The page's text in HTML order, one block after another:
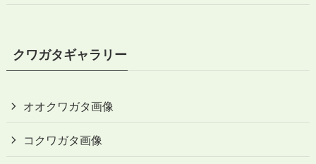
クワガタギャラリー
オオクワガタ画像
コクワガタ画像